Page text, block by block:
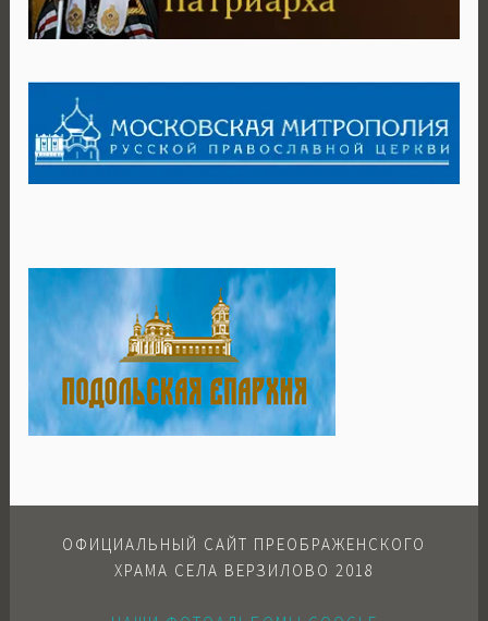
ОФИЦИАЛЬНЫЙ САЙТ ПРЕОБРАЖЕНСКОГО
ХРАМА СЕЛА ВЕРЗИЛОВО 2018